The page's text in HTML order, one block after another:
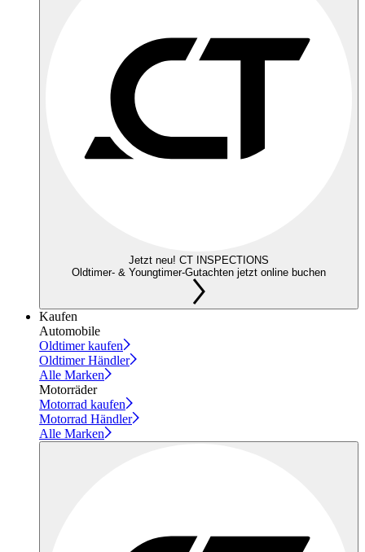
Jetzt neu! CT INSPECTIONS
Oldtimer- & Youngtimer-Gutachten jetzt online buchen
Kaufen
Automobile
Oldtimer kaufen
Oldtimer Händler
Alle Marken
Motorräder
Motorrad kaufen
Motorrad Händler
Alle Marken